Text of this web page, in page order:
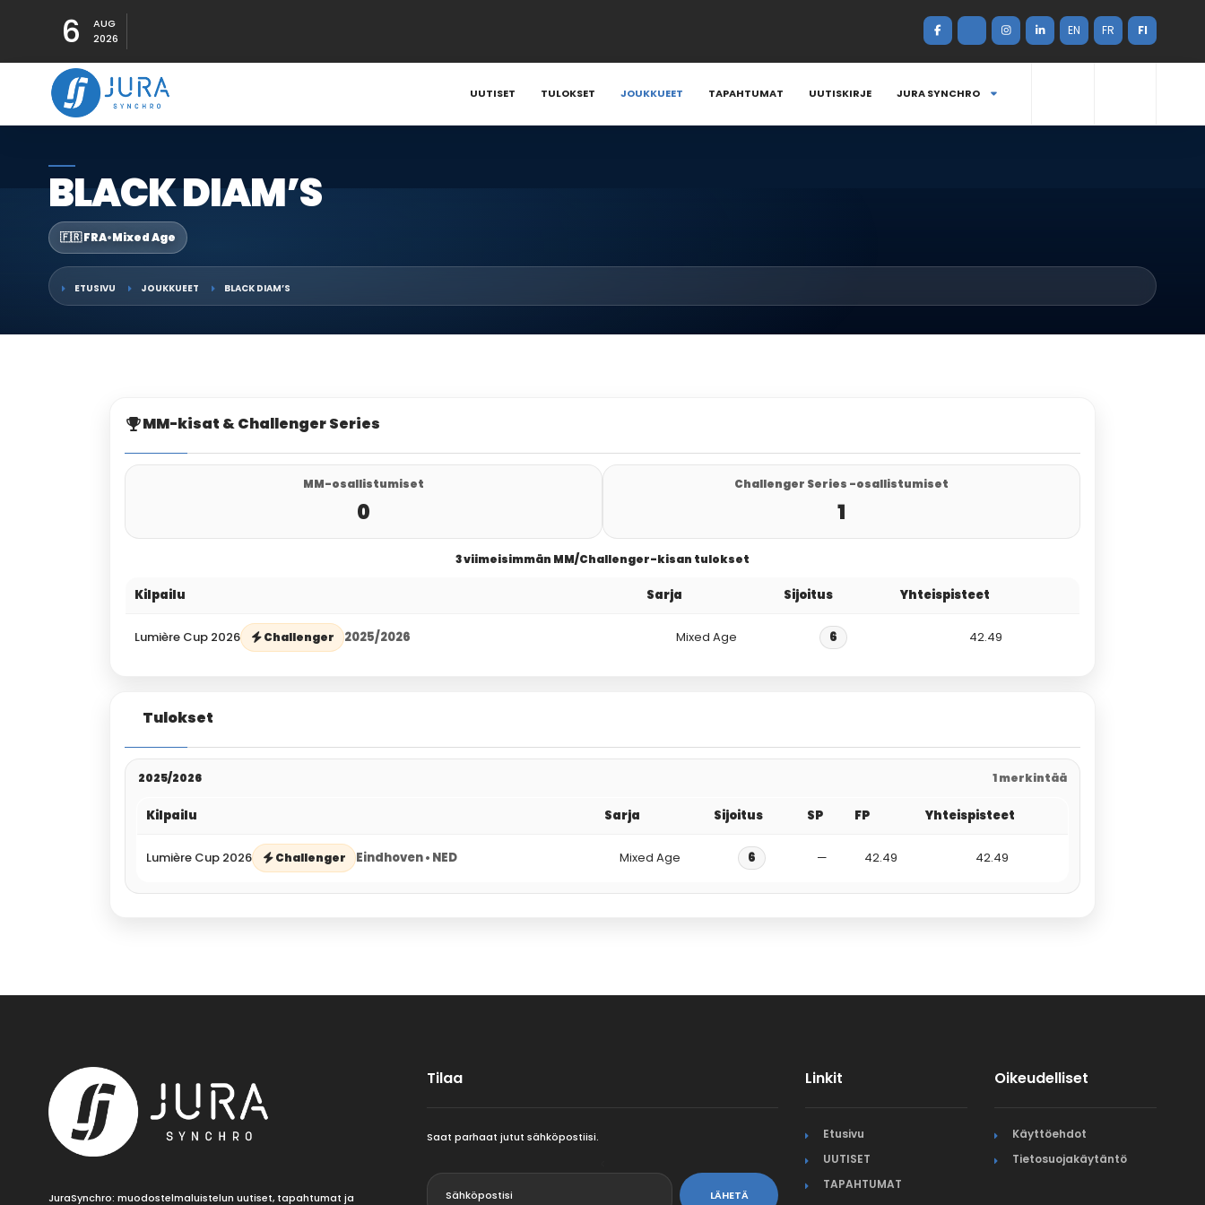
6
AUG
2026
EN FR FI
UUTISET TULOKSET JOUKKUEET TAPAHTUMAT UUTISKIRJE JURA SYNCHRO
BLACK DIAM’S
🇫🇷 FRA•Mixed Age
ETUSIVU JOUKKUEET BLACK DIAM’S
MM-kisat & Challenger Series
MM-osallistumiset
0
Challenger Series -osallistumiset
1
3 viimeisimmän MM/Challenger-kisan tulokset
Kilpailu Sarja Sijoitus Yhteispisteet
Lumière Cup 2026 Challenger 2025/2026 Mixed Age 6 42.49
Tulokset
2025/2026 1 merkintää
Kilpailu Sarja Sijoitus SP FP Yhteispisteet
Lumière Cup 2026 Challenger Eindhoven • NED Mixed Age 6 — 42.49 42.49
JuraSynchro: muodostelmaluistelun uutiset, tapahtumat ja
Tilaa
Saat parhaat jutut sähköpostiisi.
LÄHETÄ
Linkit
Etusivu
UUTISET
TAPAHTUMAT
Oikeudelliset
Käyttöehdot
Tietosuojakäytäntö